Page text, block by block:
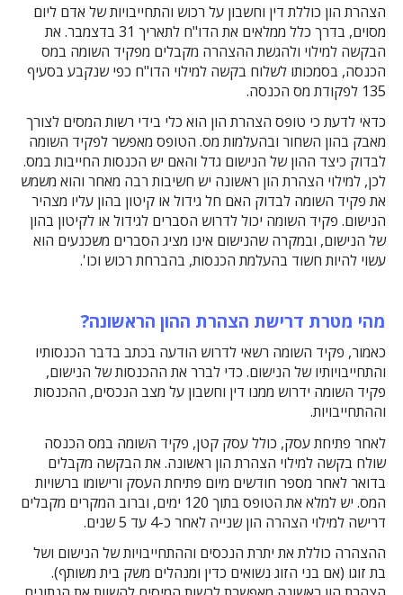
הצהרת הון כוללת דין וחשבון על רכוש והתחייבויות של אדם ליום
מסוים, בדרך כלל ממלאים את הדו"ח לתאריך 31 בדצמבר. את
הבקשה למילוי ולהגשת ההצהרה מקבלים מפקיד השומה במס
הכנסה, בסמכותו לשלוח בקשה למילוי הדו"ח כפי שנקבע בסעיף
135 לפקודת מס הכנסה.
כדאי לדעת כי טופס הצהרת הון הוא כלי בידי רשות המסים לצורך
מאבק בהון השחור ובהעלמות מס. הטופס מאפשר לפקיד השומה
לבדוק כיצד ההון של הנישום גדל והאם יש הכנסות החייבות במס.
לכן, למילוי הצהרת הון ראשונה יש חשיבות רבה מאחר והוא משמש
את פקיד השומה לבדוק האם חל גידול או קיטון בהון עליו מצהיר
הנישום. פקיד השומה יכול לדרוש הסברים לגידול או לקיטון בהון
של הנישום, ובמקרה שהנישום אינו מציג הסברים משכנעים הוא
עשוי להיות חשוד בהעלמת הכנסות, בהברחת רכוש וכו'.
מהי מטרת דרישת הצהרת ההון הראשונה?
כאמור, פקיד השומה רשאי לדרוש הודעה בכתב בדבר הכנסותיו
והתחייבויותיו של הנישום. כדי לברר את ההכנסות של הנישום,
פקיד השומה ידרוש ממנו דין וחשבון על מצב הנכסים, ההכנסות
וההתחייבויות.
לאחר פתיחת עסק, כולל עסק קטן, פקיד השומה במס הכנסה
שולח בקשה למילוי הצהרת הון ראשונה. את הבקשה מקבלים
בדואר לאחר מספר חודשים מיום פתיחת העסק ורישומו ברשויות
המס. יש למלא את הטופס בתוך 120 ימים, וברוב המקרים מקבלים
דרישה למילוי הצהרה הון שנייה לאחר כ-4 עד 5 שנים.
ההצהרה כוללת את יתרת הנכסים וההתחייבויות של הנישום ושל
בת זוגו (אם בני הזוג נשואים כדין ומנהלים משק בית משותף).